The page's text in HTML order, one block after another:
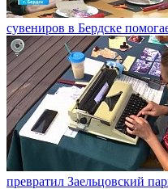
сувениров в Бердске
превратил Заельцовский